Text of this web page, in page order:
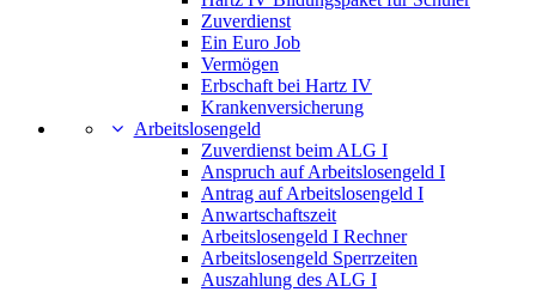
Zuverdienst
Ein Euro Job
Vermögen
Erbschaft bei Hartz IV
Krankenversicherung
Arbeitslosengeld
Zuverdienst beim ALG I
Anspruch auf Arbeitslosengeld I
Antrag auf Arbeitslosengeld I
Anwartschaftszeit
Arbeitslosengeld I Rechner
Arbeitslosengeld Sperrzeiten
Auszahlung des ALG I